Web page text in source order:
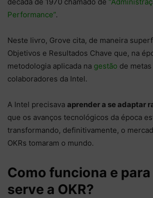
Performance”.
Neste livro, Grove cita, de maneira
Objetivos e Resultados Chave que, na
metodologia aplicada na gestão de
colaboradores da Intel.
A Intel precisava aprender a se adaptar
que os avanços tecnológicos da época
transformando, definitivamente, o
OKRs tomaram o mundo.
Como funciona e
serve a OKR?